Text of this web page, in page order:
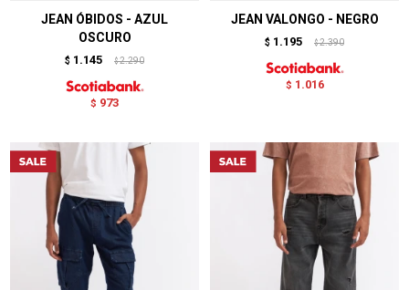
JEAN ÓBIDOS - AZUL
OSCURO
$ 1.145 $ 2.290
$ 973
JEAN VALONGO - NEGRO
$ 1.195 $ 2.390
$ 1.016